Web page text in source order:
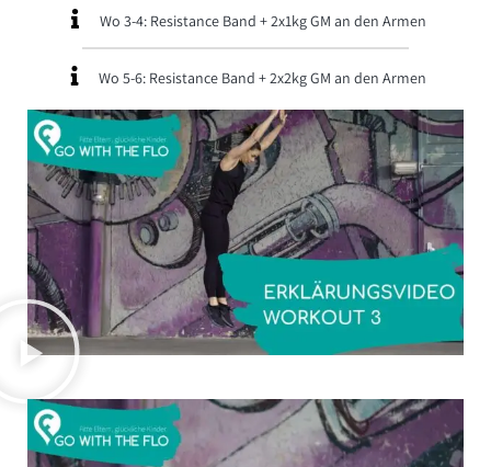
Wo 3-4: Resistance Band + 2x1kg GM an den Armen
Wo 5-6: Resistance Band + 2x2kg GM an den Armen